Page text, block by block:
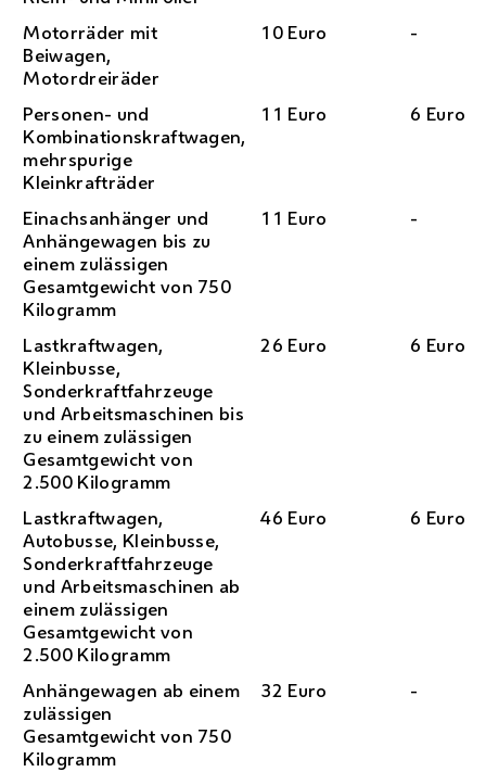
Motorräder mit
Beiwagen,
Motordreiräder
10 Euro -
Personen- und
Kombinationskraftwagen,
mehrspurige
Kleinkrafträder
11 Euro 6 Euro
Einachsanhänger und
Anhängewagen bis zu
einem zulässigen
Gesamtgewicht von 750
Kilogramm
11 Euro -
Lastkraftwagen,
Kleinbusse,
Sonderkraftfahrzeuge
und Arbeitsmaschinen bis
zu einem zulässigen
Gesamtgewicht von
2.500 Kilogramm
26 Euro 6 Euro
Lastkraftwagen,
Autobusse, Kleinbusse,
Sonderkraftfahrzeuge
und Arbeitsmaschinen ab
einem zulässigen
Gesamtgewicht von
2.500 Kilogramm
46 Euro 6 Euro
Anhängewagen ab einem
zulässigen
Gesamtgewicht von 750
Kilogramm
32 Euro -